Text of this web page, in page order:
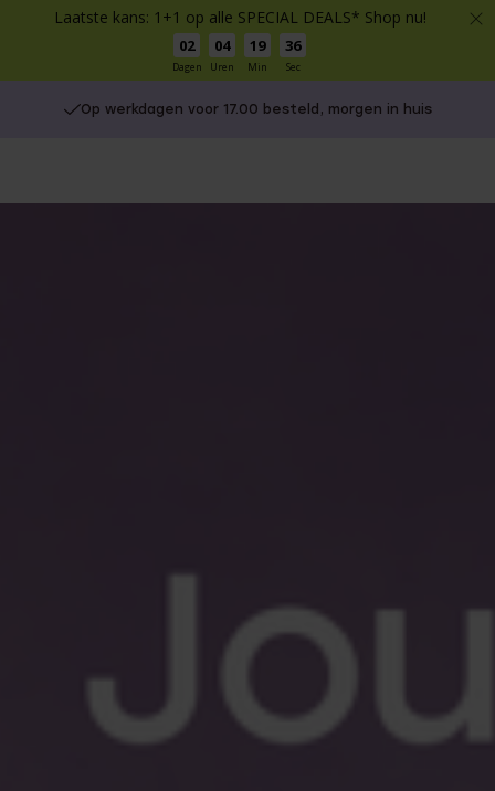
Laatste kans: 1+1 op alle SPECIAL DEALS* Shop nu!
02
Dagen
04
Uren
19
Min
34
Sec
Op werkdagen voor 17.00 besteld, morgen in huis
Gratis verzending vanaf €49